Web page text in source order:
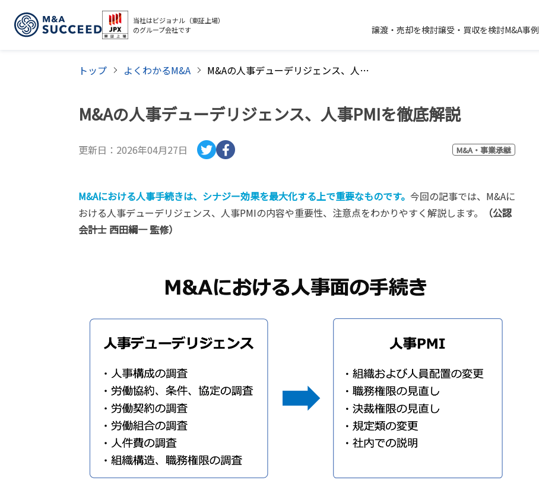
当社はビジョナル（東証上場）
のグループ会社です
譲渡・売却を検討譲受・買収を検討M&A事例
トップ よくわかるM&A M&Aの人事デューデリジェンス、人事PMIを徹底解説
M&Aの人事デューデリジェンス、人事PMIを徹底解説
更新日： 2026年04月27日 M&A・事業承継
M&Aにおける人事手続きは、シナジー効果を最大化する上で重要なものです。 今回の記事では、M&Aに
おける人事デューデリジェンス、人事PMIの内容や重要性、注意点をわかりやすく解説します。
（公認
会計士 西田綱一 監修）